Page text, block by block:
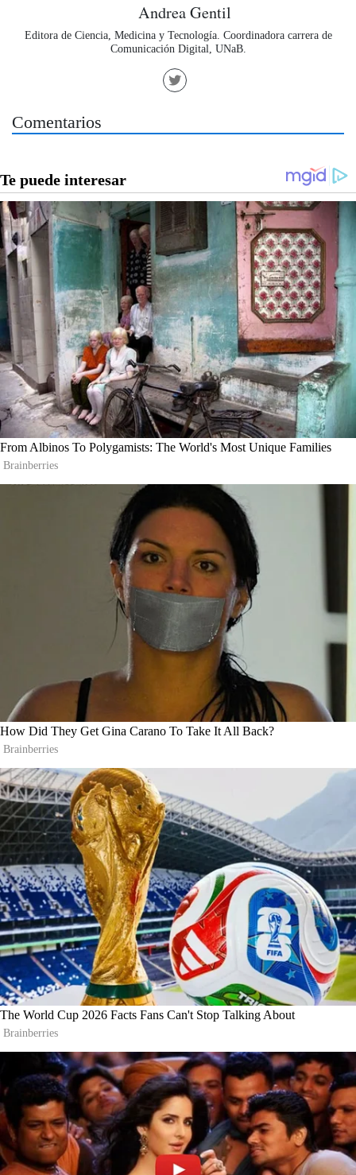
Andrea Gentil
Editora de Ciencia, Medicina y Tecnología. Coordinadora carrera de
Comunicación Digital, UNaB.
Comentarios